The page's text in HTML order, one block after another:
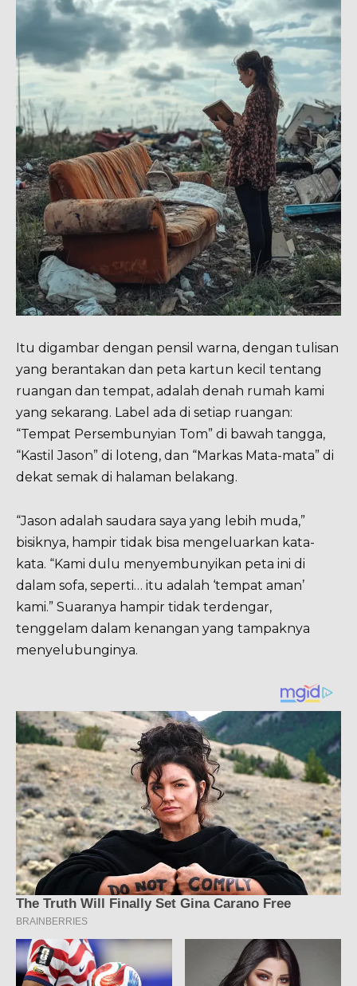
Itu digambar dengan pensil warna, dengan tulisan
yang berantakan dan peta kartun kecil tentang
ruangan dan tempat, adalah denah rumah kami
yang sekarang. Label ada di setiap ruangan:
“Tempat Persembunyian Tom” di bawah tangga,
“Kastil Jason” di loteng, dan “Markas Mata-mata” di
dekat semak di halaman belakang.
“Jason adalah saudara saya yang lebih muda,”
bisiknya, hampir tidak bisa mengeluarkan kata-
kata. “Kami dulu menyembunyikan peta ini di
dalam sofa, seperti… itu adalah ‘tempat aman’
kami.” Suaranya hampir tidak terdengar,
tenggelam dalam kenangan yang tampaknya
menyelubunginya.